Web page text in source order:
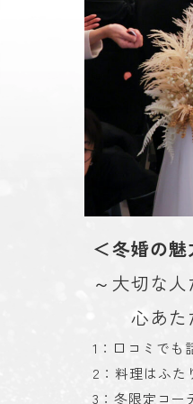
＜冬婚の魅
～大切な
心あた
1：口コミでも
2：料理はふた
3：冬限定コー